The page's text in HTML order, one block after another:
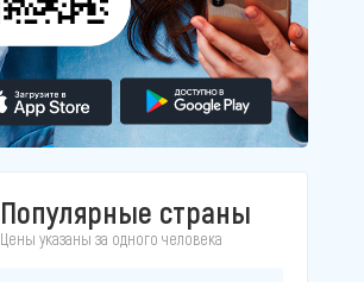
Популярные страны
Цены указаны за одного человека